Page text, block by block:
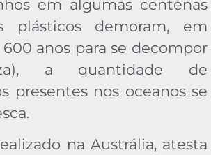
em algumas centenas
plásticos demoram, em
anos para se decompor
a quantidade de
presentes nos oceanos se
na Austrália, atesta